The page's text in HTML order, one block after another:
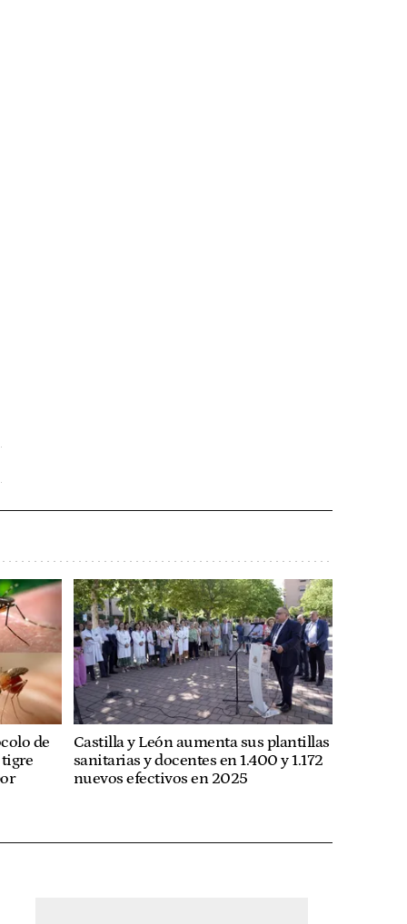
de
Castilla y León aumenta sus plantillas
sanitarias y docentes en 1.400 y 1.172
nuevos efectivos en 2025